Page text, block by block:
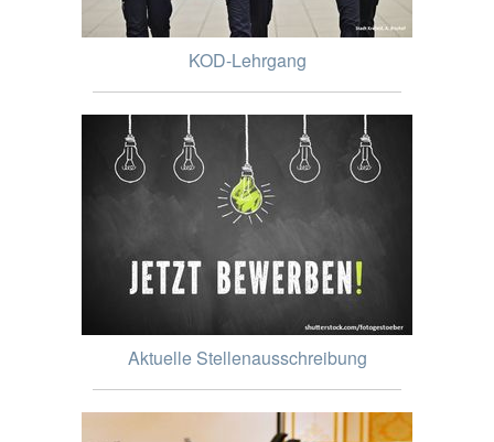
KOD-Lehrgang
Aktuelle Stellenausschreibung